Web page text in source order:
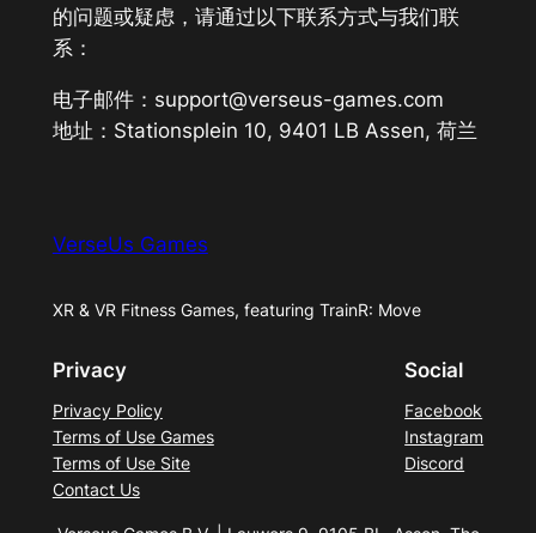
的问题或疑虑，请通过以下联系方式与我们联
系：
电子邮件：support@verseus-games.com
地址：Stationsplein 10, 9401 LB Assen, 荷兰
VerseUs Games
XR & VR Fitness Games, featuring TrainR: Move
Privacy
Privacy Policy
Terms of Use Games
Terms of Use Site
Contact Us
Social
Facebook
Instagram
Discord